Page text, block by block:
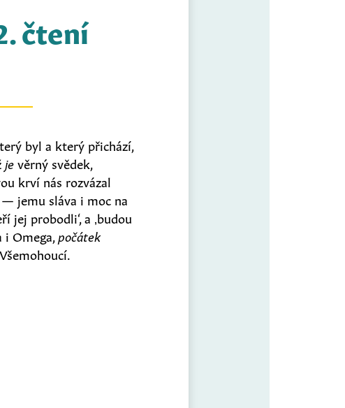
čtení
byl a který přichází,
jevěrný svědek,
krví nás rozvázal
jemu sláva i moc na
jej probodli‘, a ‚budou
i Omega, počátek